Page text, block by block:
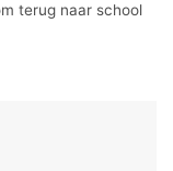
terug naar school